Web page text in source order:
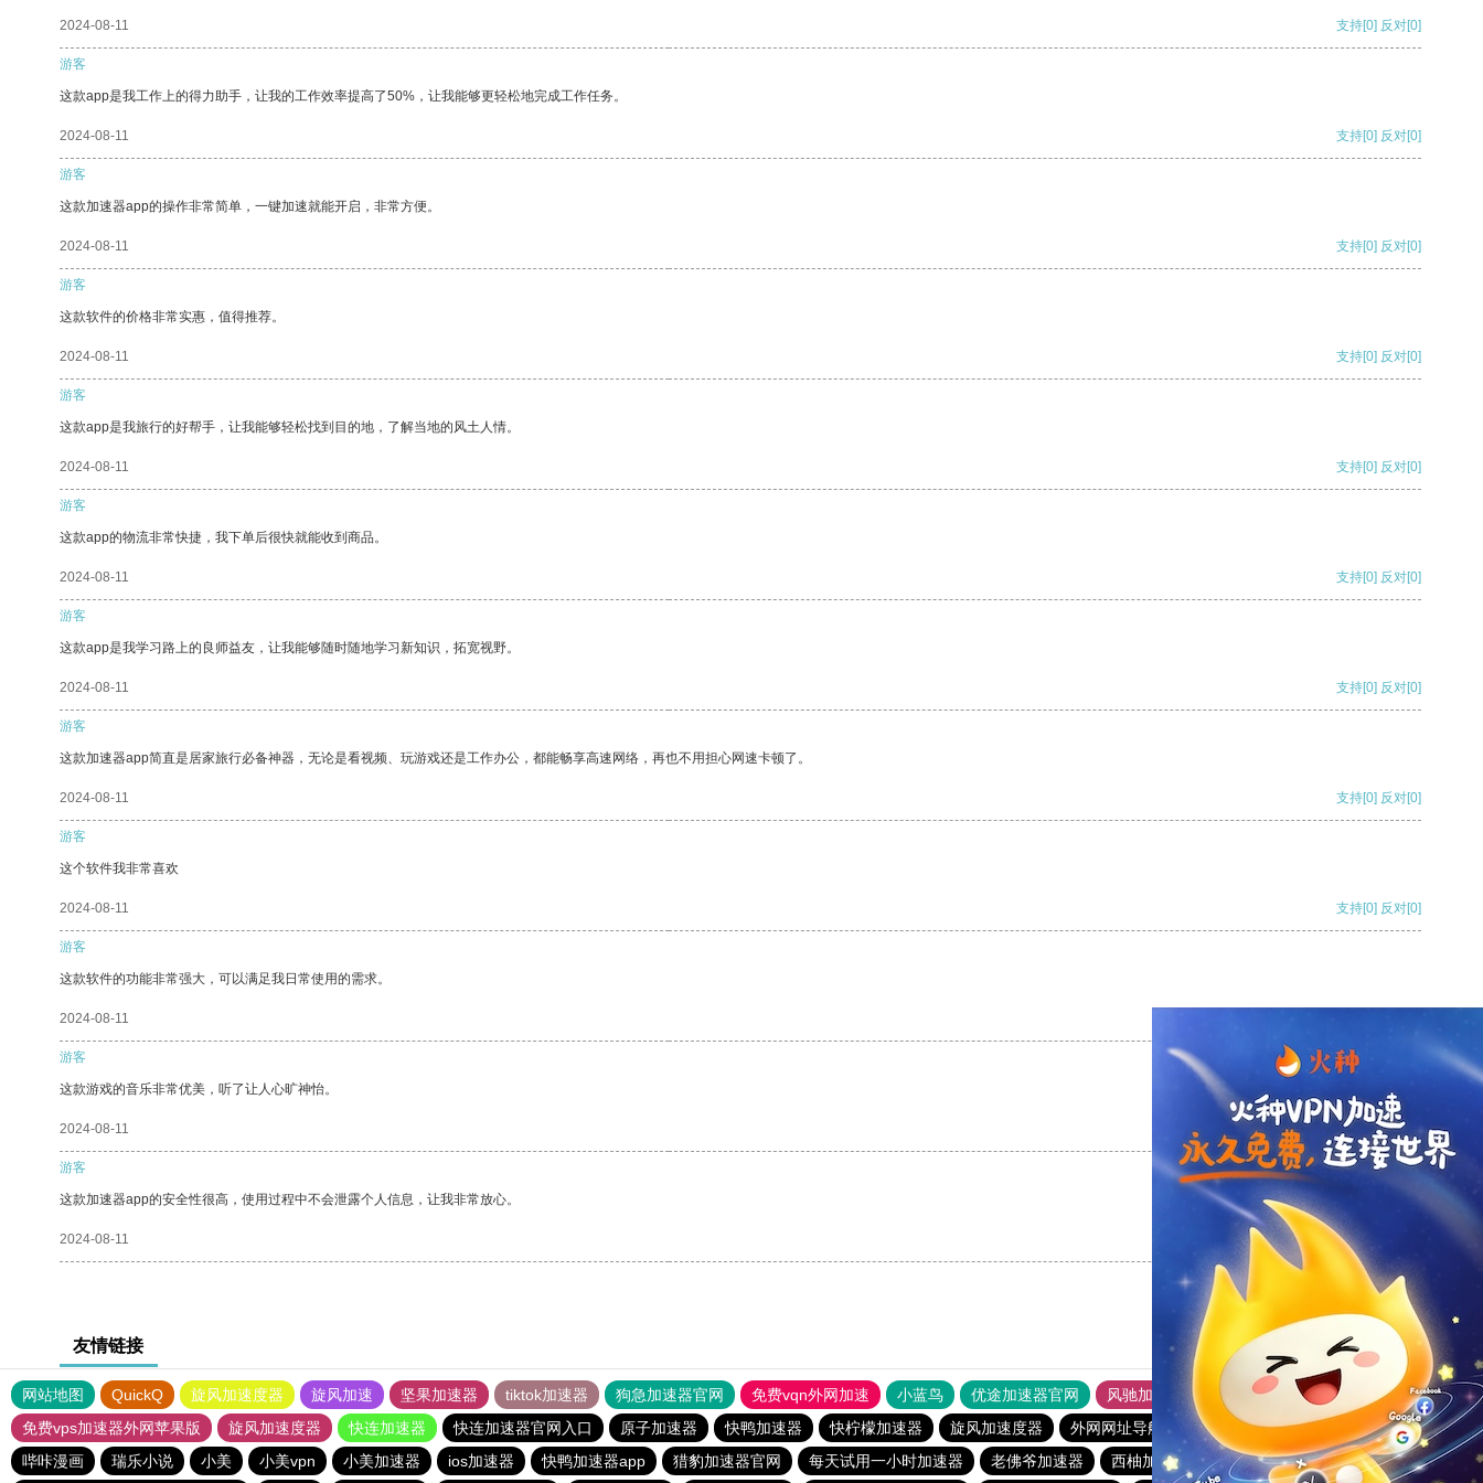
2024-08-11 支持[0] 反对[0]
游客
这款app是我工作上的得力助手，让我的工作效率提高了50%，让我能够更轻松地完成工作任务。
2024-08-11 支持[0] 反对[0]
游客
这款加速器app的操作非常简单，一键加速就能开启，非常方便。
2024-08-11 支持[0] 反对[0]
游客
这款软件的价格非常实惠，值得推荐。
2024-08-11 支持[0] 反对[0]
游客
这款app是我旅行的好帮手，让我能够轻松找到目的地，了解当地的风土人情。
2024-08-11 支持[0] 反对[0]
游客
这款app的物流非常快捷，我下单后很快就能收到商品。
2024-08-11 支持[0] 反对[0]
游客
这款app是我学习路上的良师益友，让我能够随时随地学习新知识，拓宽视野。
2024-08-11 支持[0] 反对[0]
游客
这款加速器app简直是居家旅行必备神器，无论是看视频、玩游戏还是工作办公，都能畅享高速网络，再也不用担心网速卡顿了。
2024-08-11 支持[0] 反对[0]
游客
这个软件我非常喜欢
2024-08-11 支持[0] 反对[0]
游客
这款软件的功能非常强大，可以满足我日常使用的需求。
2024-08-11
游客
这款游戏的音乐非常优美，听了让人心旷神怡。
2024-08-11 支持 [0] 反对 [0]
游客
这款加速器app的安全性很高，使用过程中不会泄露个人信息，让我非常放心。
2024-08-11 支持
友情链接
网站地图 QuickQ 旋风加速度器 旋风加速 坚果加速器 tiktok加速器 狗急加速器官网 免费vqn外网加速 小蓝鸟 优途加速器官网 风驰加速器
旋风加速器
免费vps加速器外网苹果版
旋风加速度器 快连加速器 快连加速器官网入口 原子加速器 快鸭加速器 快柠檬加速器 旋风加速度器 外网网址导航 软件中心 雷霆加速
狂飙加速器
哔咔漫画
瑞乐小说 小美 小美vpn 小美加速器 ios加速器 快鸭加速器app 猎豹加速器官网 每天试用一小时加速器 老佛爷加速器 西柚加速器 梯子加速器app免费永久